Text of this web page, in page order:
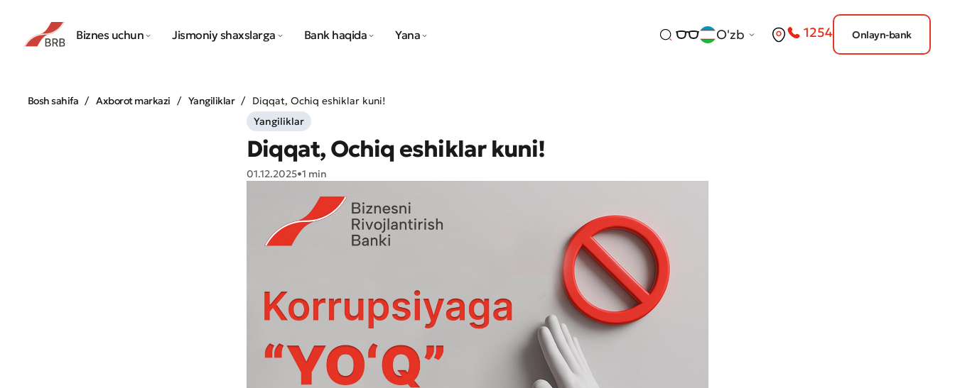
Biznes uchun Jismoniy shaxslarga Bank haqida Yana O'zb 1254 Onlayn-bank
Bosh sahifa Axborot markazi Yangiliklar
Diqqat, Ochiq eshiklar kuni!
Yangiliklar
Diqqat, Ochiq eshiklar kuni!
01.12.2025•1 min